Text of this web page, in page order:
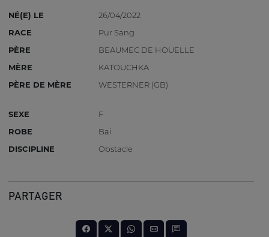
NÉ(E) LE
26/04/2022
RACE
Pur Sang
PÈRE
BEAUMEC DE HOUELLE
MÈRE
KATOUCHKA
PÈRE DE MÈRE
WESTERNER (GB)
SEXE
F
ROBE
Bai
DISCIPLINE
Obstacle
PARTAGER